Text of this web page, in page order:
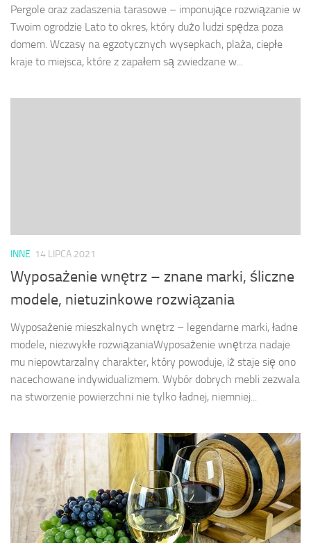
Pergole oraz zadaszenia tarasowe – imponujące rozwiązanie w
Twoim ogrodzie Lato to okres, który dużo ludzi spędza poza
domem. Wczasy na egzotycznych wysepkach, plaża, ciepłe
kraje to miejsca, które z zapałem są zwiedzane w...
INNE 14 LIPCA 2021
Wyposażenie wnętrz – znane marki, śliczne
modele, nietuzinkowe rozwiązania
Wyposażenie mieszkalnych wnętrz – legendarne marki, ładne
modele, niezwykłe rozwiązaniaWyposażenie wnętrza nadaje
mu niepowtarzalny charakter, który powoduje, iż staje się ono
nacechowane indywidualizmem. Wybór dobrych mebli zezwala
na stworzenie powierzchni nie tylko ładnej, niemniej...